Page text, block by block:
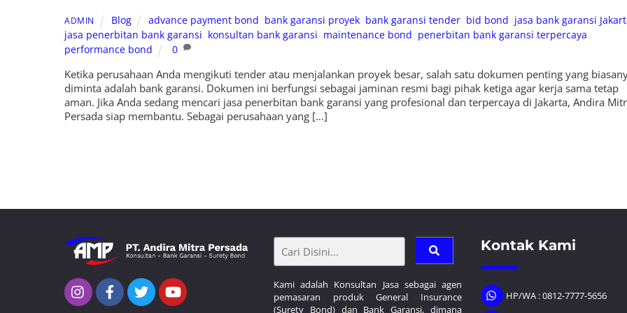
ADMIN Blog advance payment bond bank garansi proyek bank garansi tender bid bond jasa bank garansi
jasa penerbitan bank garansi konsultan bank garansi maintenance bond penerbitan bank garansi terpercaya
performance bond
0
Ketika perusahaan Anda mengikuti tender atau menjalankan proyek besar, salah satu dokumen penting yang
diminta adalah bank garansi. Dokumen ini berfungsi sebagai jaminan resmi bagi pihak ketiga agar kerja sama tetap
aman. Jika Anda sedang mencari jasa penerbitan bank garansi yang profesional dan terpercaya di Jakarta, Andira
Persada siap membantu. Sebagai perusahaan yang […]
Kami adalah Konsultan Jasa sebagai agen
pemasaran produk General Insurance
(Surety Bond) dan Bank Garansi, dimana
Kontak Kami
HP/WA : 0812-7777-5656